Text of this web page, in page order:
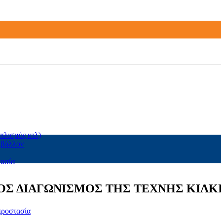
κτλ)
ΔΙΑΓΩΝΙΣΜΟΣ ΤΗΣ ΤΕΧΝΗΣ